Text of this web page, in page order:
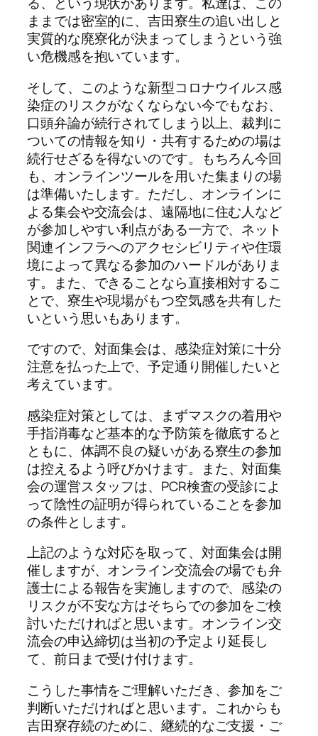
ままでは密室的に、吉田寮生の追い出しと
実質的な廃寮化が決まってしまうという強
い危機感を抱いています。
そして、このような新型コロナウイルス感
染症のリスクがなくならない今でもなお、
口頭弁論が続行されてしまう以上、裁判に
ついての情報を知り・共有するための場は
続行せざるを得ないのです。もちろん今回
も、オンラインツールを用いた集まりの場
は準備いたします。ただし、オンラインに
よる集会や交流会は、遠隔地に住む人など
が参加しやすい利点がある一方で、ネット
関連インフラへのアクセシビリティや住環
境によって異なる参加のハードルがありま
す。また、できることなら直接相対するこ
とで、寮生や現場がもつ空気感を共有した
いという思いもあります。
ですので、対面集会は、感染症対策に十分
注意を払った上で、予定通り開催したいと
考えています。
感染症対策としては、まずマスクの着用や
手指消毒など基本的な予防策を徹底すると
ともに、体調不良の疑いがある寮生の参加
は控えるよう呼びかけます。
また、対面集
会の運営スタッフは、PCR検査の受診によ
って陰性の証明が得られていることを参加
の条件とします。
上記のような対応を取って、対面集会は開
催しますが、オンライン交流会の場でも弁
護士による報告を実施しますので、感染の
リスクが不安な方はそちらでの参加をご検
討いただければと思います。オンライン交
流会の申込締切は当初の予定より延長し
て、前日まで受け付けます。
こうした事情をご理解いただき、参加をご
判断いただければと思います。 これからも
吉田寮存続のために、継続的なご支援・ご